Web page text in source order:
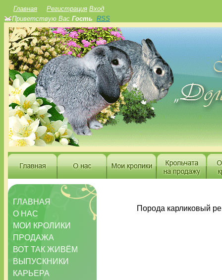
Главная Регистрация Вход
Приветствую Вас Гость RSS
ГЛАВНАЯ
О НАС
МОИ КРОЛИКИ
ПРОДАЖА
ВОТ ТАК ЖИВЁМ
ВЫПУСКНИКИ
КАРЬЕРА
Порода карликовый